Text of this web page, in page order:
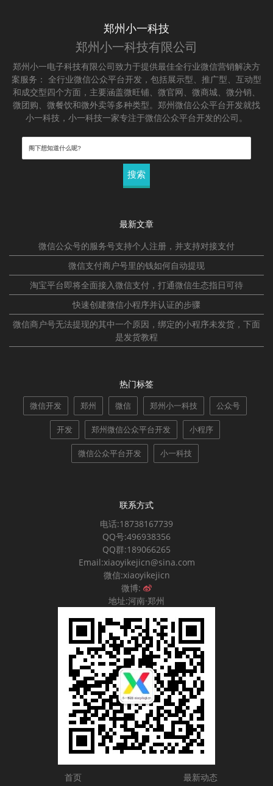
郑州小一科技
郑州小一科技有限公司
郑州小一电子科技有限公司致力于提供最佳全行业微信营销解决方
案服务： 全行业微信公众平台开发，包括展示型、推广型、互动型
和成交型四个方面，主要涵盖微旺铺、微官网、微商城、微分销、
微团购、微餐饮和微外卖等多种类型。郑州微信公众平台开发就找
小一科技，小一科技一家专注于微信公众平台开发的公司。
搜
索：
最新文章
微信公众号的服务号支持个人注册，并支持对接支付
微信支付商户号里的钱如何自动提现
淘宝平台即将全面接入微信支付，打通微信生态指日可待
快速创建微信小程序并认证的步骤
微信商户号无法提现的其中一个原因，绑定的小程序未发货，下面
是发货教程
热门标签
微信开发 郑州 微信 郑州小一科技 公众号
开发 郑州微信公众平台开发 小程序
微信公众平台开发 小一科技
联系方式
电话:18738167739
QQ号:496938356
QQ群:189066265
Email:xiaoyikejicn@sina.com
微信:xiaoyikejicn
微博:
地址:河南·郑州
首页
最新动态